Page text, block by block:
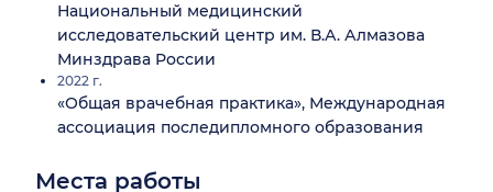
Национальный медицинский
исследовательский центр им. В.А. Алмазова
Минздрава России
2022 г.
«Общая врачебная практика», Международная
ассоциация последипломного образования
Места работы